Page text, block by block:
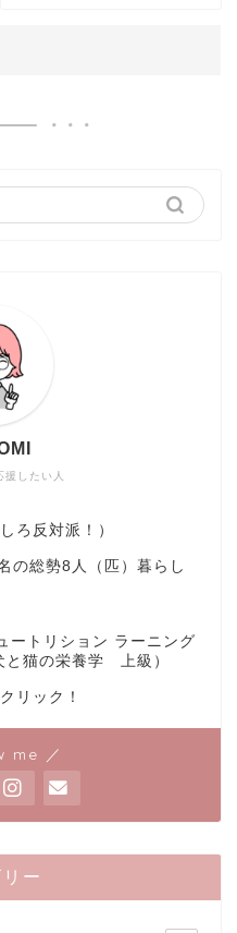
援したい人
ろ反対派！）
の総勢8人（匹）暮らし
ートリション ラーニング
猫の栄養学 上級）
リック！
me ／
ー